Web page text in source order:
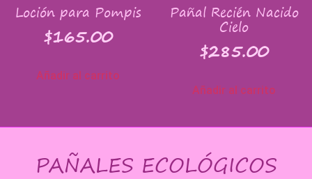
Loción para Pompis
$165.00
Añadir al carrito
Pañal Recién Nacido
Cielo
$285.00
Añadir al carrito
PAÑALES ECOLÓGICOS